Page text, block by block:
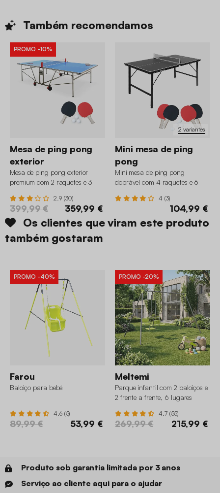
Também recomendamos
PROMO -10%
Mesa de ping pong
exterior
Mesa de ping pong exterior
premium com 2 raquetes e 3
2.9 (30)
399,99 € 359,99 €
2 variantes
Mini mesa de ping
pong
Mini mesa de ping pong
dobrável com 4 raquetes e 6
4 (3)
104,99 €
Os clientes que viram este produto
também gostaram
PROMO -40%
Farou
Baloiço para bebé
4.6 (5)
89,99 € 53,99 €
PROMO -20%
Meltemi
Parque infantil com 2 baloiços e
2 frente a frente, 6 lugares
4.7 (55)
269,99 € 215,99 €
Produto sob garantia limitada por 3 anos
Serviço ao cliente aqui para o ajudar